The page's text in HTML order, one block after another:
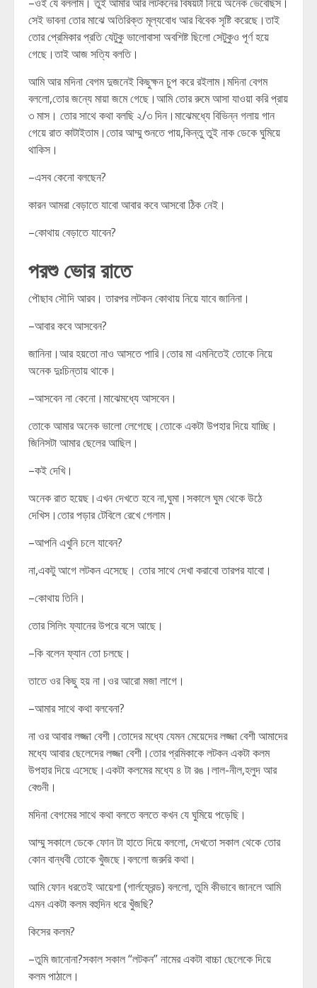
সেই ভাবনা তোর মাঝে অতিরিক্ত মূল্যবোধ আর বিবেক সৃষ্টি করেছে।তাই
তোর প্রেমিকার প্রতি যেটুকু ভালোবাসা অবশিষ্ট ছিলো সেটুকুও পূর্ণ হয়ে
গেছে।তাই আজ সত্যি বলতি।
আমি আর মদিনা বেগম দুজনেই কিছুক্ষন চুপ করে রইলাম।মদিনা বেগম
বললো,তোর জন্যে মায়া জমে গেছে।আমি তোর রুমে আসা যাওয়া করি প্রায়
৩ মাস। তোর সাথে কথা বলছি ২/৩ দিন।মাঝেমধ্যে বিভিন্ন গলায় গান
গেয়ে রাত কাটাইতাম।তোর আম্মু শুনতে পায়,কিন্তু তুই নাক ডেকে ঘুমিয়ে
থাকিস।
–এসব কেনো বলছেন?
কারন আমরা বেড়াতে যাবো আবার কবে আসবো ঠিক নেই।
–কোথায় বেড়াতে যাবেন?
পরশু ভোর রাতে
পৌছাব সৌদি আরব। তারপর লটকন কোথায় নিয়ে যাবে জানিনা।
–আবার কবে আসবেন?
জানিনা।আর হয়তো নাও আসতে পারি।তোর মা এমনিতেই তোকে নিয়ে
অনেক দুঃচিন্তায় থাকে।
–আসবেন না কেনো।মাঝেমধ্যে আসবেন।
তোকে আমার অনেক ভালো লেগেছে।তোকে একটা উপহার দিয়ে যাচ্ছি।
জিনিসটা আমার ছেলের আছিল।
–কই দেখি।
অনেক রাত হয়েছ।এখন দেখতে হবে না,ঘুমা।সকালে ঘুম থেকে উঠে
দেখিস।তোর পড়ার টেবিলে রেখে গেলাম।
–আপনি এখুনি চলে যাবেন?
না,একটু আগে লটকন এসেছে। তোর সাথে দেখা করাবো তারপর যাবো।
–কোথায় তিনি।
তোর সিলিং ফ্যানের উপরে বসে আছে।
–কি বলেন ফ্যান তো চলছে।
তাতে ওর কিছু হয় না।ওর আরো মজা লাগে।
–আমার সাথে কথা বলবেনা?
না ওর আবার লজ্জা বেশী।তোদের মধ্যে যেমন মেয়েদের লজ্জা বেশী আমাদের
মধ্যে আবার ছেলেদের লজ্জা বেশী।তোর প্রমিকাকে লটকন একটা কলম
উপহার দিয়ে এসেছে।একটা কলমের মধ্যে ৪ টা রঙ।লাল-নীল,হলুদ আর
বেগুনী।
মদিনা বেগমের সাথে কথা বলতে বলতে কখন যে ঘুমিয়ে পড়েছি।
আম্মু সকালে ডেকে ফোন টা হাতে দিয়ে বললো, দেখতো সকাল থেকে তোর
কোন বান্ধবী তোকে খুঁজছে।বললো জরুরি কথা।
আমি ফোন ধরতেই আয়েশা (গার্লফ্রেন্ড) বললো, তুমি কীভাবে জানলে আমি
এমন একটা কলম বহুদিন ধরে খুঁজছি?
কিসের কলম?
–তুমি জানোনা?সকাল সকাল “লটকন” নামের একটা বাচ্চা ছেলেকে দিয়ে
কলম পাঠালে।